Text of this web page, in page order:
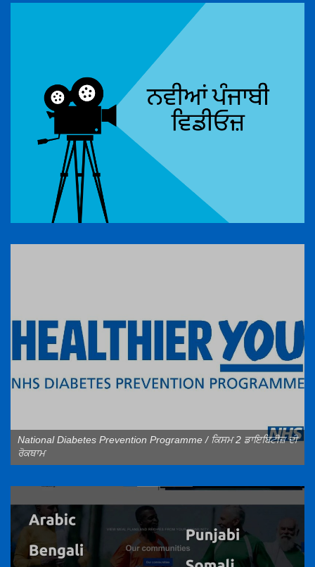
National Diabetes Prevention Programme / ਕਿਸਮ 2 ਡਾਇਬਿਟੀਜ਼ ਦੀ
ਰੋਕਥਾਮ